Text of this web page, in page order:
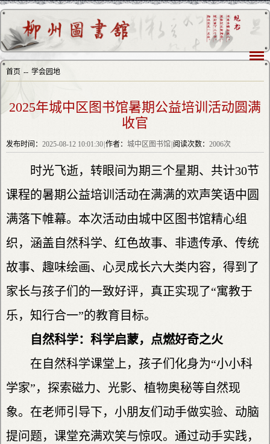
首页 -- 学会园地
2025年城中区图书馆暑期公益培训活动圆满
收官
发布时间： 2025-08-12 10:01:30|作者： 城中区图书馆|阅读次数： 2006次
时光飞逝，转眼间为期三个星期、共计30节
课程的暑期公益培训活动在满满的欢声笑语中圆
满落下帷幕。本次活动由城中区图书馆精心组
织，涵盖自然科学、红色故事、非遗传承、传统
故事、趣味绘画、心灵成长六大类内容，得到了
家长与孩子们的一致好评，真正实现了“寓教于
乐，知行合一”的教育目标。
自然科学：科学启蒙，点燃好奇之火
在自然科学课堂上，孩子们化身为“小小科
学家”，探索磁力、光影、植物奥秘等自然现
象。在老师引导下，小朋友们动手做实验、动脑
提问题，课堂充满欢笑与惊叹。通过动手实践，